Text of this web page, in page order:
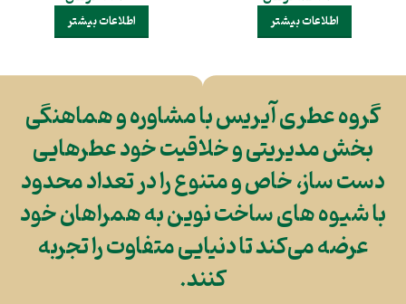
اطلاعات بیشتر اطلاعات بیشتر
گروه عطری آیریس با مشاوره و هماهنگی
بخش مدیریتی و خلاقیت خود عطرهایی
دست ساز، خاص و متنوع را در تعداد محدود
با شیوه های ساخت نوین به همراهان خود
عرضه می‌کند تا دنیایی متفاوت را تجربه
کنند.